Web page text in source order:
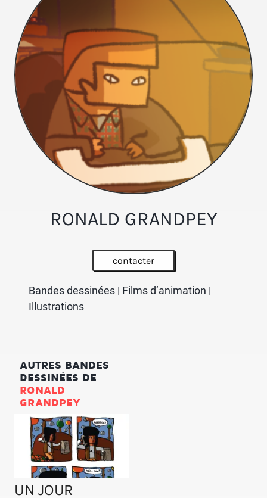
RONALD GRANDPEY
contacter
Bandes dessinées | Films d’animation |
Illustrations
AUTRES BANDES
DESSINÉES DE
RONALD
GRANDPEY
UN JOUR